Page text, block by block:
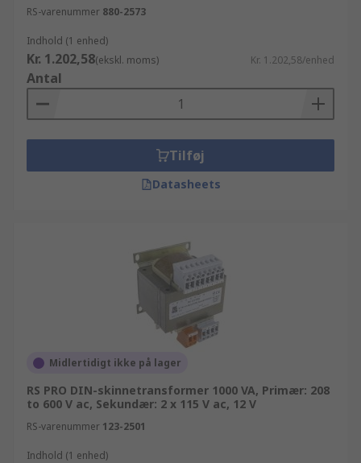
RS-varenummer 880-2573
Indhold (1 enhed)
Kr. 1.202,58(ekskl. moms) Kr. 1.202,58/enhed
Antal
Tilføj
Datasheets
Midlertidigt ikke på lager
RS PRO DIN-skinnetransformer 1000 VA, Primær: 208
to 600 V ac, Sekundær: 2 x 115 V ac, 12 V
RS-varenummer 123-2501
Indhold (1 enhed)